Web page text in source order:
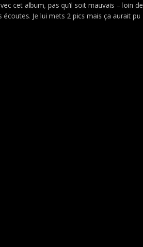
cet album, pas qu’il soit mauvais – loin de
Je lui mets 2 pics mais ça aurait pu